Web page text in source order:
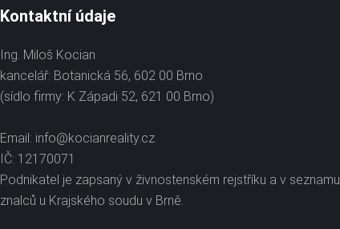
Kontaktní údaje
Ing. Miloš Kocian
kancelář: Botanická 56, 602 00 Brno
(sídlo firmy: K Západi 52, 621 00 Brno)
Email: info@kocianreality.cz
IČ: 12170071
Podnikatel je zapsaný v živnostenském rejstříku a v seznamu
znalců u Krajského soudu v Brně.